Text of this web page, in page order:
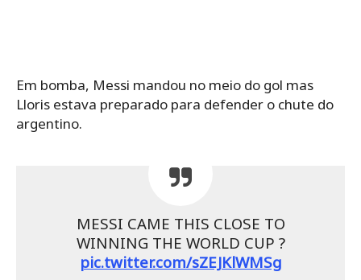
Em bomba, Messi mandou no meio do gol mas
Lloris estava preparado para defender o chute do
argentino.
MESSI CAME THIS CLOSE TO
WINNING THE WORLD CUP ?
pic.twitter.com/sZEJKlWMSg